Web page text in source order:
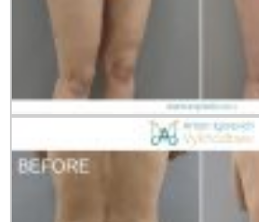
Согласие На Обработку
Оставьте свой телефон и мы
в ближайшее время для записи на
консультацию
Телефон
Я Даю
Согласие На
В Соответствии С